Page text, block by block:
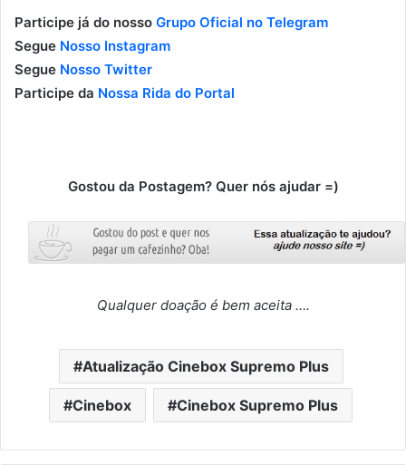
Participe já do nosso Grupo Oficial no Telegram
Segue Nosso Instagram
Segue Nosso Twitter
Participe da Nossa Rida do Portal
Gostou da Postagem? Quer nós ajudar =)
Qualquer doação é bem aceita ….
Atualização Cinebox Supremo Plus
Cinebox Cinebox Supremo Plus